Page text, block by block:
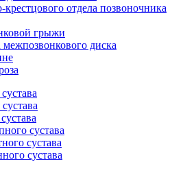
отдела позвоночника
грыжи
диска
сустава
сустава
сустава